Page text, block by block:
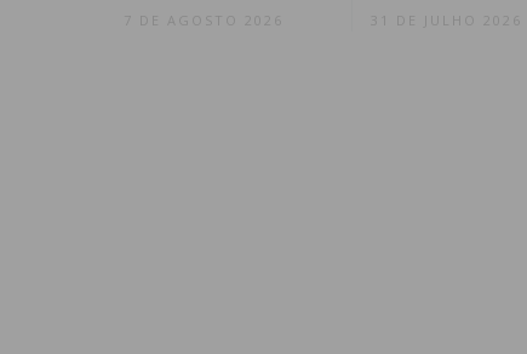
7 DE AGOSTO 2026